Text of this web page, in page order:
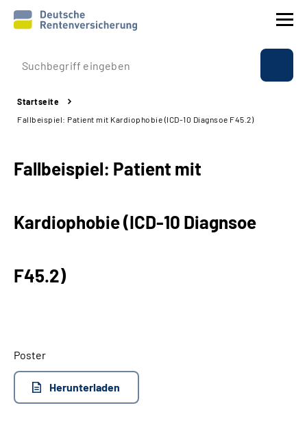
Prävention
Reha
Experten
Über uns & Presse
Language
Startseite
Fallbeispiel: Patient mit Kardiophobie (ICD-10 Diagnsoe F45.2)
Fallbeispiel: Patient mit
Kardiophobie (ICD-10 Diagnsoe
F45.2)
Poster
Herunterladen